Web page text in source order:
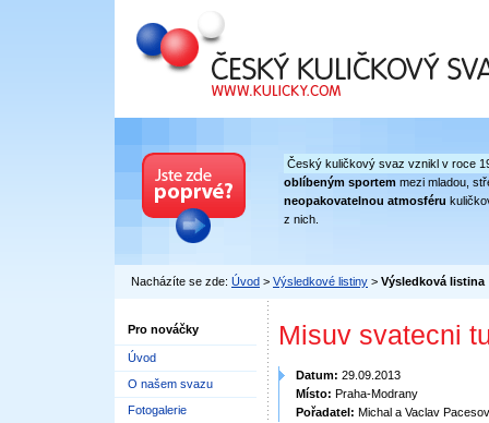
Český kuličkový svaz
Český kuličkový svaz vznikl v roce
oblíbeným sportem mezi mladou,
neopakovatelnou atmosféru
z nich.
Nacházíte se zde: Úvod > Výsledkové listiny > Výsledková listina
Pro nováčky
Úvod
O našem svazu
Fotogalerie
Misuv svatecni
Datum: 29.09.2013
Místo: Praha-Modrany
Pořadatel: Michal a Vaclav